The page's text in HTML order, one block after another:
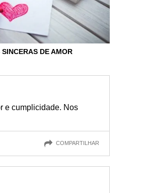
DE AMOR
e cumplicidade. Nos
COMPARTILHAR